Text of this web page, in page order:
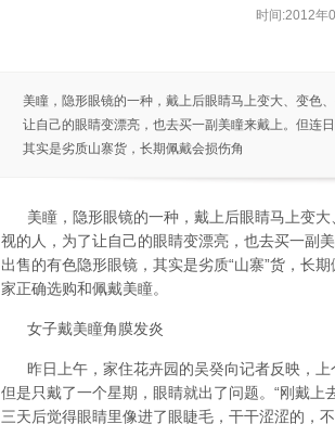
时间:2012年
美瞳，隐形眼镜的一种，戴上后眼睛马上变大、变色
让自己的眼睛变漂亮，也去买一副美瞳来戴上。但连
其实是劣质山寨货，长期佩戴会损伤角
美瞳，隐形眼镜的一种，戴上后眼睛马上变
视的人，为了让自己的眼睛变漂亮，也去买一副
出售的有色隐形眼镜，其实是劣质“山寨”货，长
家正确选购和佩戴美瞳。
女子戴美瞳角膜发炎
昨日上午，家住花卉园的吴癸向记者反映，
但是只戴了一个星期，眼睛就出了问题。“刚戴上
三天后觉得眼睛里像进了眼睫毛，干干涩涩的，不